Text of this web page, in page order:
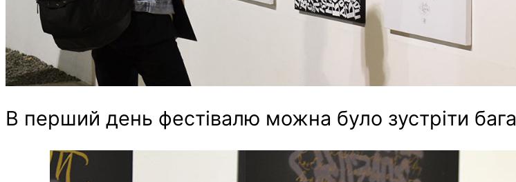
В перший день фестівалю можна було зустріти